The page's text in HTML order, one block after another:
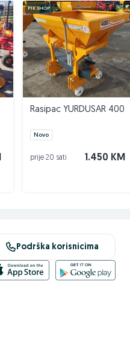
PIK SHOP
Rasipac YURDUSAR 400
Novo
1.450 KM
prije 20 sati
Podrška korisnicima